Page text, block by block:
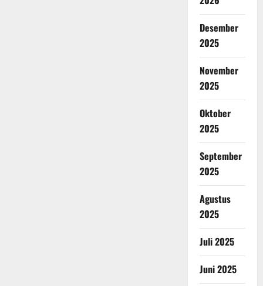
Desember
2025
November
2025
Oktober
2025
September
2025
Agustus
2025
Juli 2025
Juni 2025